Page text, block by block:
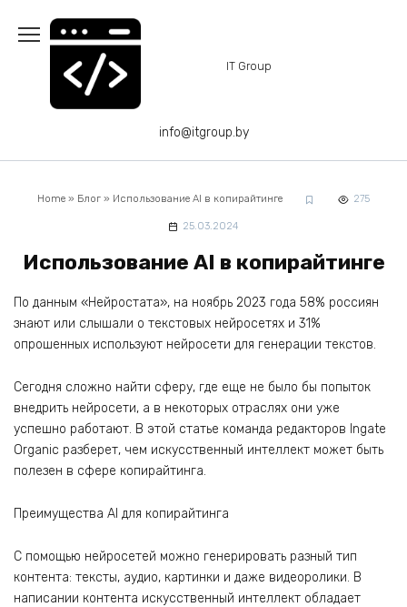
содержанию
IT Group
info@itgroup.by
Home » Блог » Использование AI в копирайтинге 275
25.03.2024
Использование AI в копирайтинге
По данным «Нейростата», на ноябрь 2023 года 58% россиян
знают или слышали о текстовых нейросетях и 31%
опрошенных используют нейросети для генерации текстов.
Сегодня сложно найти сферу, где еще не было бы попыток
внедрить нейросети, а в некоторых отраслях они уже
успешно работают. В этой статье команда редакторов Ingate
Organic разберет, чем искусственный интеллект может быть
полезен в сфере копирайтинга.
Преимущества AI для копирайтинга
С помощью нейросетей можно генерировать разный тип
контента: тексты, аудио, картинки и даже видеоролики. В
написании контента искусственный интеллект обладает